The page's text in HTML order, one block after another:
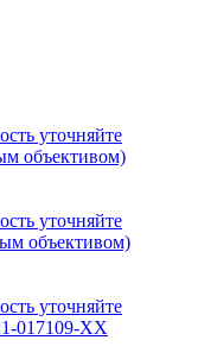
уточняйте
объективом)
уточняйте
объективом)
уточняйте
017109-ХХ